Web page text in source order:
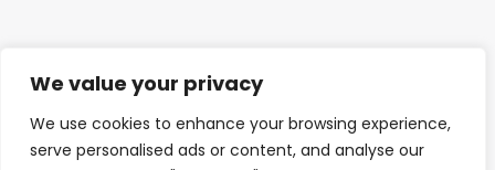
We value your privacy
We use cookies to enhance your browsing experience,
serve personalised ads or content, and analyse our